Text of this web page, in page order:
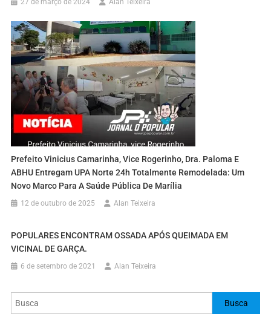
27 de março de 2024 Alan Teixeira
Prefeito Vinicius Camarinha, Vice Rogerinho, Dra. Paloma E
ABHU Entregam UPA Norte 24h Totalmente Remodelada: Um
Novo Marco Para A Saúde Pública De Marília
12 de outubro de 2025 Alan Teixeira
POPULARES ENCONTRAM OSSADA APÓS QUEIMADA EM
VICINAL DE GARÇA.
6 de setembro de 2021 Alan Teixeira
Busca